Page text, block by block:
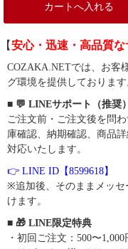
カートへ入れる
【安心・迅速・高品質
COZAKA.NETでは、お客
グ環境を提供しております
■ 💬 LINEサポート（推奨）
ご注文前・ご注文後を問
庫確認、納期確認、商品
対応いたします。
👉 LINE ID【8599618】
※追加後、そのままメッセ
けます。
■ 🎁 LINE限定特典
・初回ご注文：500〜1,000